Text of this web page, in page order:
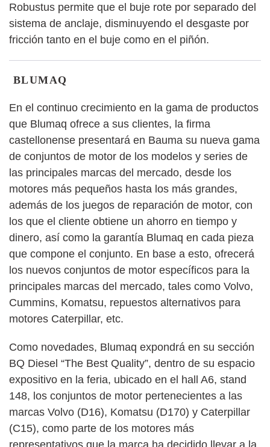
Robustus permite que el buje rote por separado del
sistema de anclaje, disminuyendo el desgaste por
fricción tanto en el buje como en el piñón.
BLUMAQ
En el continuo crecimiento en la gama de productos
que Blumaq ofrece a sus clientes, la firma
castellonense presentará en Bauma su nueva gama
de conjuntos de motor de los modelos y series de
las principales marcas del mercado, desde los
motores más pequeños hasta los más grandes,
además de los juegos de reparación de motor, con
los que el cliente obtiene un ahorro en tiempo y
dinero, así como la garantía Blumaq en cada pieza
que compone el conjunto. En base a esto, ofrecerá
los nuevos conjuntos de motor específicos para la
principales marcas del mercado, tales como Volvo,
Cummins, Komatsu, repuestos alternativos para
motores Caterpillar, etc.
Como novedades, Blumaq expondrá en su sección
BQ Diesel “The Best Quality”, dentro de su espacio
expositivo en la feria, ubicado en el hall A6, stand
148, los conjuntos de motor pertenecientes a las
marcas Volvo (D16), Komatsu (D170) y Caterpillar
(C15), como parte de los motores más
representativos que la marca ha decidido llevar a la